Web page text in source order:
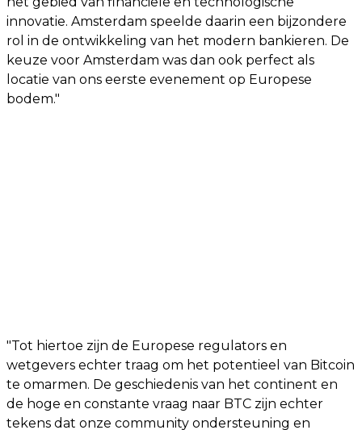
innovatie. Amsterdam speelde daarin een bijzondere
rol in de ontwikkeling van het modern bankieren. De
keuze voor Amsterdam was dan ook perfect als
locatie van ons eerste evenement op Europese
bodem."
"Tot hiertoe zijn de Europese regulators en
wetgevers echter traag om het potentieel van Bitcoin
te omarmen. De geschiedenis van het continent en
de hoge en constante vraag naar BTC zijn echter
tekens dat onze community ondersteuning en